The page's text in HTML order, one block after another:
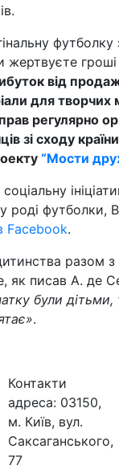
футболку
жертвуєте гроші
від
для творчих
регулярно
зі сходу
“Мости
роді футболки,
Facebook.
разом
як писав А. де
були
.
Контакти
адреса: 03150,
м. Київ, вул.
Саксаганського,
77